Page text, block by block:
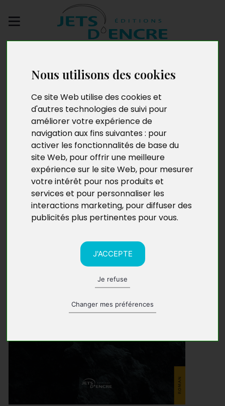
Nous utilisons des cookies
Ce site Web utilise des cookies et
d'autres technologies de suivi pour
améliorer votre expérience de
navigation aux fins suivantes : pour
activer les fonctionnalités de base du
site Web, pour offrir une meilleure
expérience sur le site Web, pour mesurer
votre intérêt pour nos produits et
services et pour personnaliser les
interactions marketing, pour diffuser des
publicités plus pertinentes pour vous.
J'ACCEPTE
Je refuse
Changer mes préférences
De l’éden à l’enfer.
Tome 2 : Le Purgatoire